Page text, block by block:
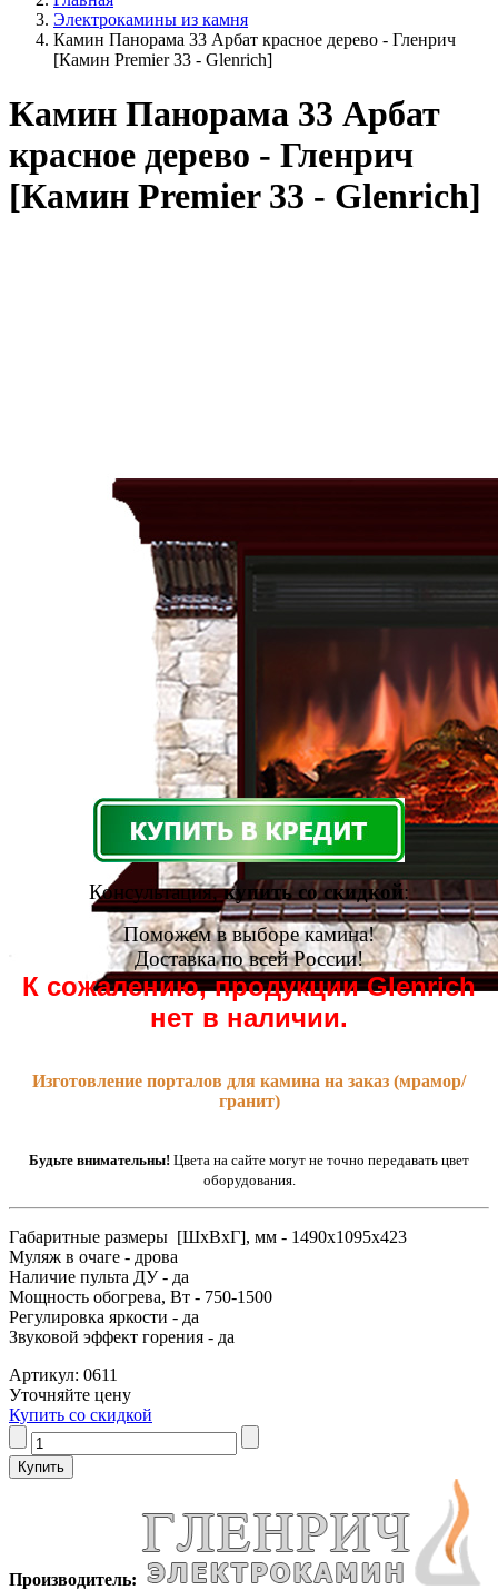
Электрокамины из камня
Камин Панорама 33 Арбат красное дерево - Гленрич
[Камин Premier 33 - Glenrich]
Камин Панорама 33 Арбат
красное дерево - Гленрич
[Камин Premier 33 - Glenrich]
Консультация,купить со скидкой:
Поможем в выборе камина!
Доставка по всей России!
К сожалению, продукции Glenrich
нет в наличии.
Изготовление порталов для камина на заказ (мрамор/
гранит)
Будьте внимательны! Цвета на сайте могут не точно передавать цвет
оборудования.
Габаритные размеры [ШxВxГ], мм - 1490x1095x423
Муляж в очаге - дрова
Наличие пульта ДУ - да
Мощность обогрева, Вт - 750-1500
Регулировка яркости - да
Звуковой эффект горения - да
Артикул: 0611
Уточняйте цену
Купить со скидкой
Производитель: